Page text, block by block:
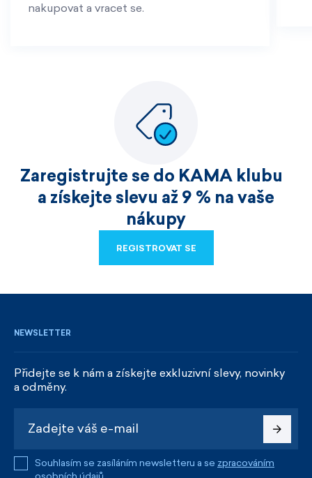
nakupovat a vracet se.
Zaregistrujte se do KAMA klubu
a získejte slevu až 9 % na vaše
nákupy
REGISTROVAT SE
NEWSLETTER
Přidejte se k nám a získejte exkluzivní slevy, novinky
a odměny.
Souhlasím se zasíláním newsletteru a se zpracováním